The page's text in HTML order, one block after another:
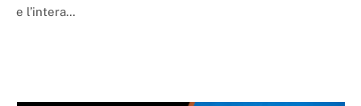
e l’intera…